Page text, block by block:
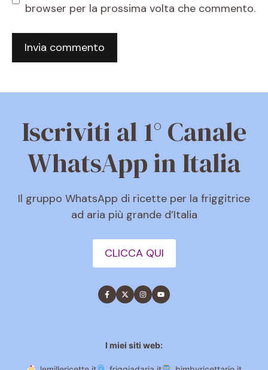
browser per la prossima volta che commento.
Iscriviti al 1° Canale
WhatsApp in Italia
Il gruppo WhatsApp di ricette per la friggitrice
ad aria più grande d’Italia
CLICCA QUI
I miei siti web: